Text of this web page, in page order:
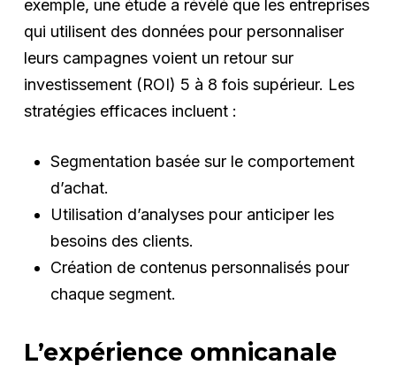
exemple, une étude a révélé que les entreprises
qui utilisent des données pour personnaliser
leurs campagnes voient un retour sur
investissement (ROI) 5 à 8 fois supérieur. Les
stratégies efficaces incluent :
Segmentation basée sur le comportement
d’achat.
Utilisation d’analyses pour anticiper les
besoins des clients.
Création de contenus personnalisés pour
chaque segment.
L’expérience omnicanale